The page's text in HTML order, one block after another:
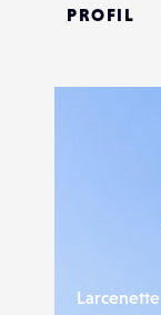
PROFIL
Larcenette